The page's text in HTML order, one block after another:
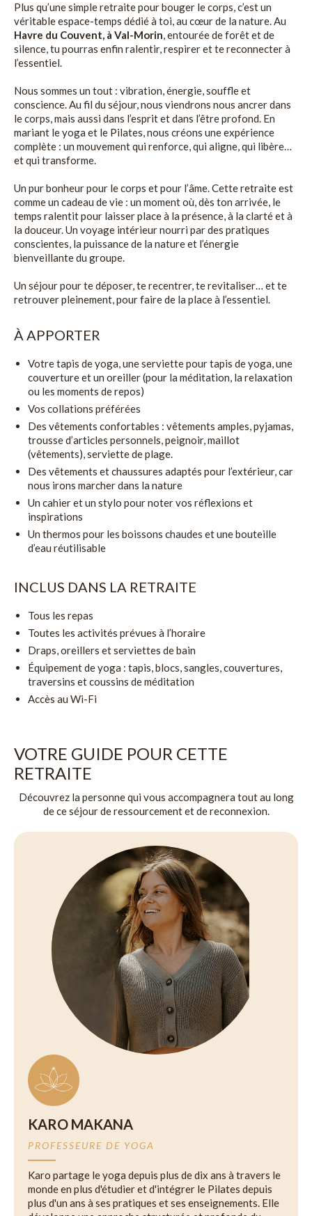
Plus qu’une simple retraite pour bouger le corps, c’est un
véritable espace-temps dédié à toi, au cœur de la nature. Au
Havre du Couvent, à Val-Morin, entourée de forêt et de
silence, tu pourras enfin ralentir, respirer et te reconnecter à
l’essentiel.
Nous sommes un tout : vibration, énergie, souffle et
conscience. Au fil du séjour, nous viendrons nous ancrer dans
le corps, mais aussi dans l’esprit et dans l’être profond. En
mariant le yoga et le Pilates, nous créons une expérience
complète : un mouvement qui renforce, qui aligne, qui libère…
et qui transforme.
Un pur bonheur pour le corps et pour l’âme. Cette retraite est
comme un cadeau de vie : un moment où, dès ton arrivée, le
temps ralentit pour laisser place à la présence, à la clarté et à
la douceur. Un voyage intérieur nourri par des pratiques
conscientes, la puissance de la nature et l’énergie
bienveillante du groupe.
Un séjour pour te déposer, te recentrer, te revitaliser… et te
retrouver pleinement, pour faire de la place à l’essentiel.
À APPORTER
Votre tapis de yoga, une serviette pour tapis de yoga, une
couverture et un oreiller (pour la méditation, la relaxation
ou les moments de repos)
Vos collations préférées
Des vêtements confortables : vêtements amples, pyjamas,
trousse d’articles personnels, peignoir, maillot
(vêtements), serviette de plage.
Des vêtements et chaussures adaptés pour l’extérieur, car
nous irons marcher dans la nature
Un cahier et un stylo pour noter vos réflexions et
inspirations
Un thermos pour les boissons chaudes et une bouteille
d’eau réutilisable
INCLUS DANS LA RETRAITE
Tous les repas
Toutes les activités prévues à l’horaire
Draps, oreillers et serviettes de bain
Équipement de yoga : tapis, blocs, sangles, couvertures,
traversins et coussins de méditation
Accès au Wi-Fi
VOTRE GUIDE POUR CETTE
RETRAITE
Découvrez la personne qui vous accompagnera tout au long
de ce séjour de ressourcement et de reconnexion.
KARO MAKANA
PROFESSEURE DE YOGA
Karo partage le yoga depuis plus de dix ans à travers le
monde en plus d'étudier et d'intégrer le Pilates depuis
plus d'un ans à ses pratiques et ses enseignements. Elle